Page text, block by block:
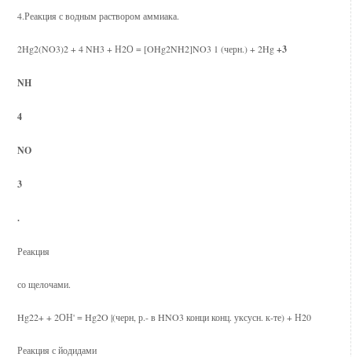
4.Реакция с водным раствором аммиака.
2Hg2(NO3)2 + 4 NH3 + Н2О = [OHg2NH2]NO3 1 (черн.) + 2Hg+3
NH
4
NO
3
.
Реакция
со щелочами.
Hg22+ + 2ОН' = Hg2O |(черн, р.- в HNO3 конци конц. уксусн. к-те) + Н20
Реакция с йодидами